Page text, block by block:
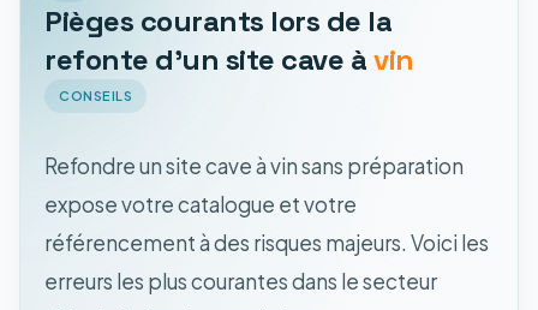
Pièges courants lors de la
refonte d'un site cave àvin
CONSEILS
Refondre un site cave à vin sans préparation
expose votre catalogue et votre
référencement à des risques majeurs. Voici les
erreurs les plus courantes dans le secteur